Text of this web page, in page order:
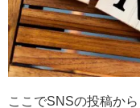
ここでSNSの投稿か